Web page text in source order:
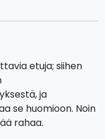
etuja; siihen
ja
se huomioon. Noin
rahaa.